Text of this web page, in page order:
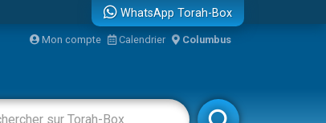
WhatsApp Torah-Box
Mon compte Calendrier Columbus
Livres Rabbanim